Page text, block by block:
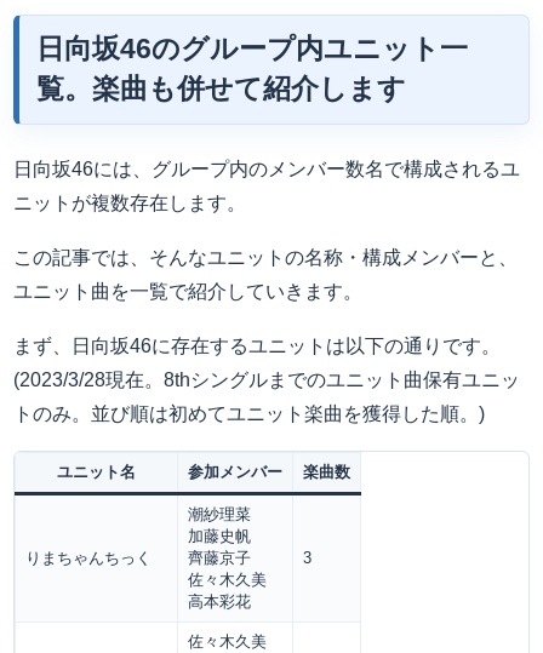
日向坂46のグループ内ユニット一
覧。楽曲も併せて紹介します
日向坂46には、グループ内のメンバー数名で構成されるユ
ニットが複数存在します。
この記事では、そんなユニットの名称・構成メンバーと、
ユニット曲を一覧で紹介していきます。
まず、日向坂46に存在するユニットは以下の通りです。
(2023/3/28現在。8thシングルまでのユニット曲保有ユニッ
トのみ。並び順は初めてユニット楽曲を獲得した順。)
ユニット名 参加メンバー 楽曲数
りまちゃんちっく
潮紗理菜
加藤史帆
齊藤京子
佐々木久美
高本彩花
3
佐々木久美